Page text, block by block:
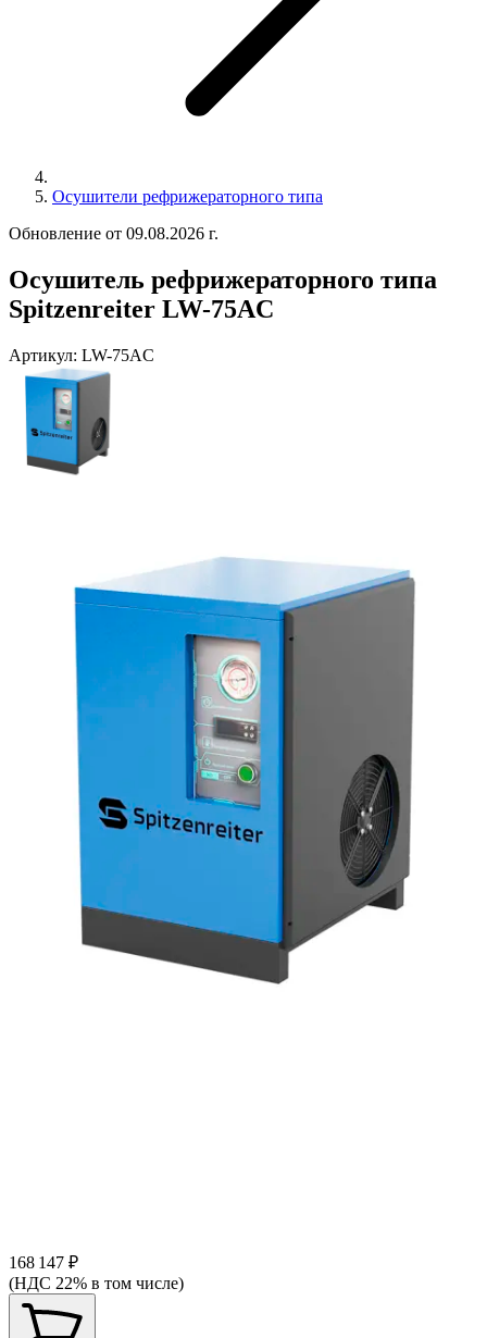
Осушители рефрижераторного типа
Обновление от 09.08.2026 г.
Осушитель рефрижераторного типа
Spitzenreiter LW-75AC
Артикул: LW-75AC
168 147 ₽
(НДС 22% в том числе)